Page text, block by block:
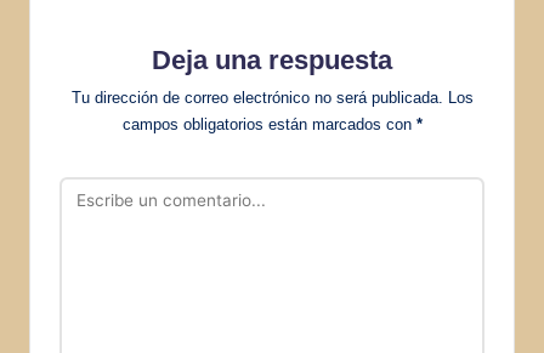
Deja una respuesta
Tu dirección de correo electrónico no será publicada.
Los
campos obligatorios están marcados con *